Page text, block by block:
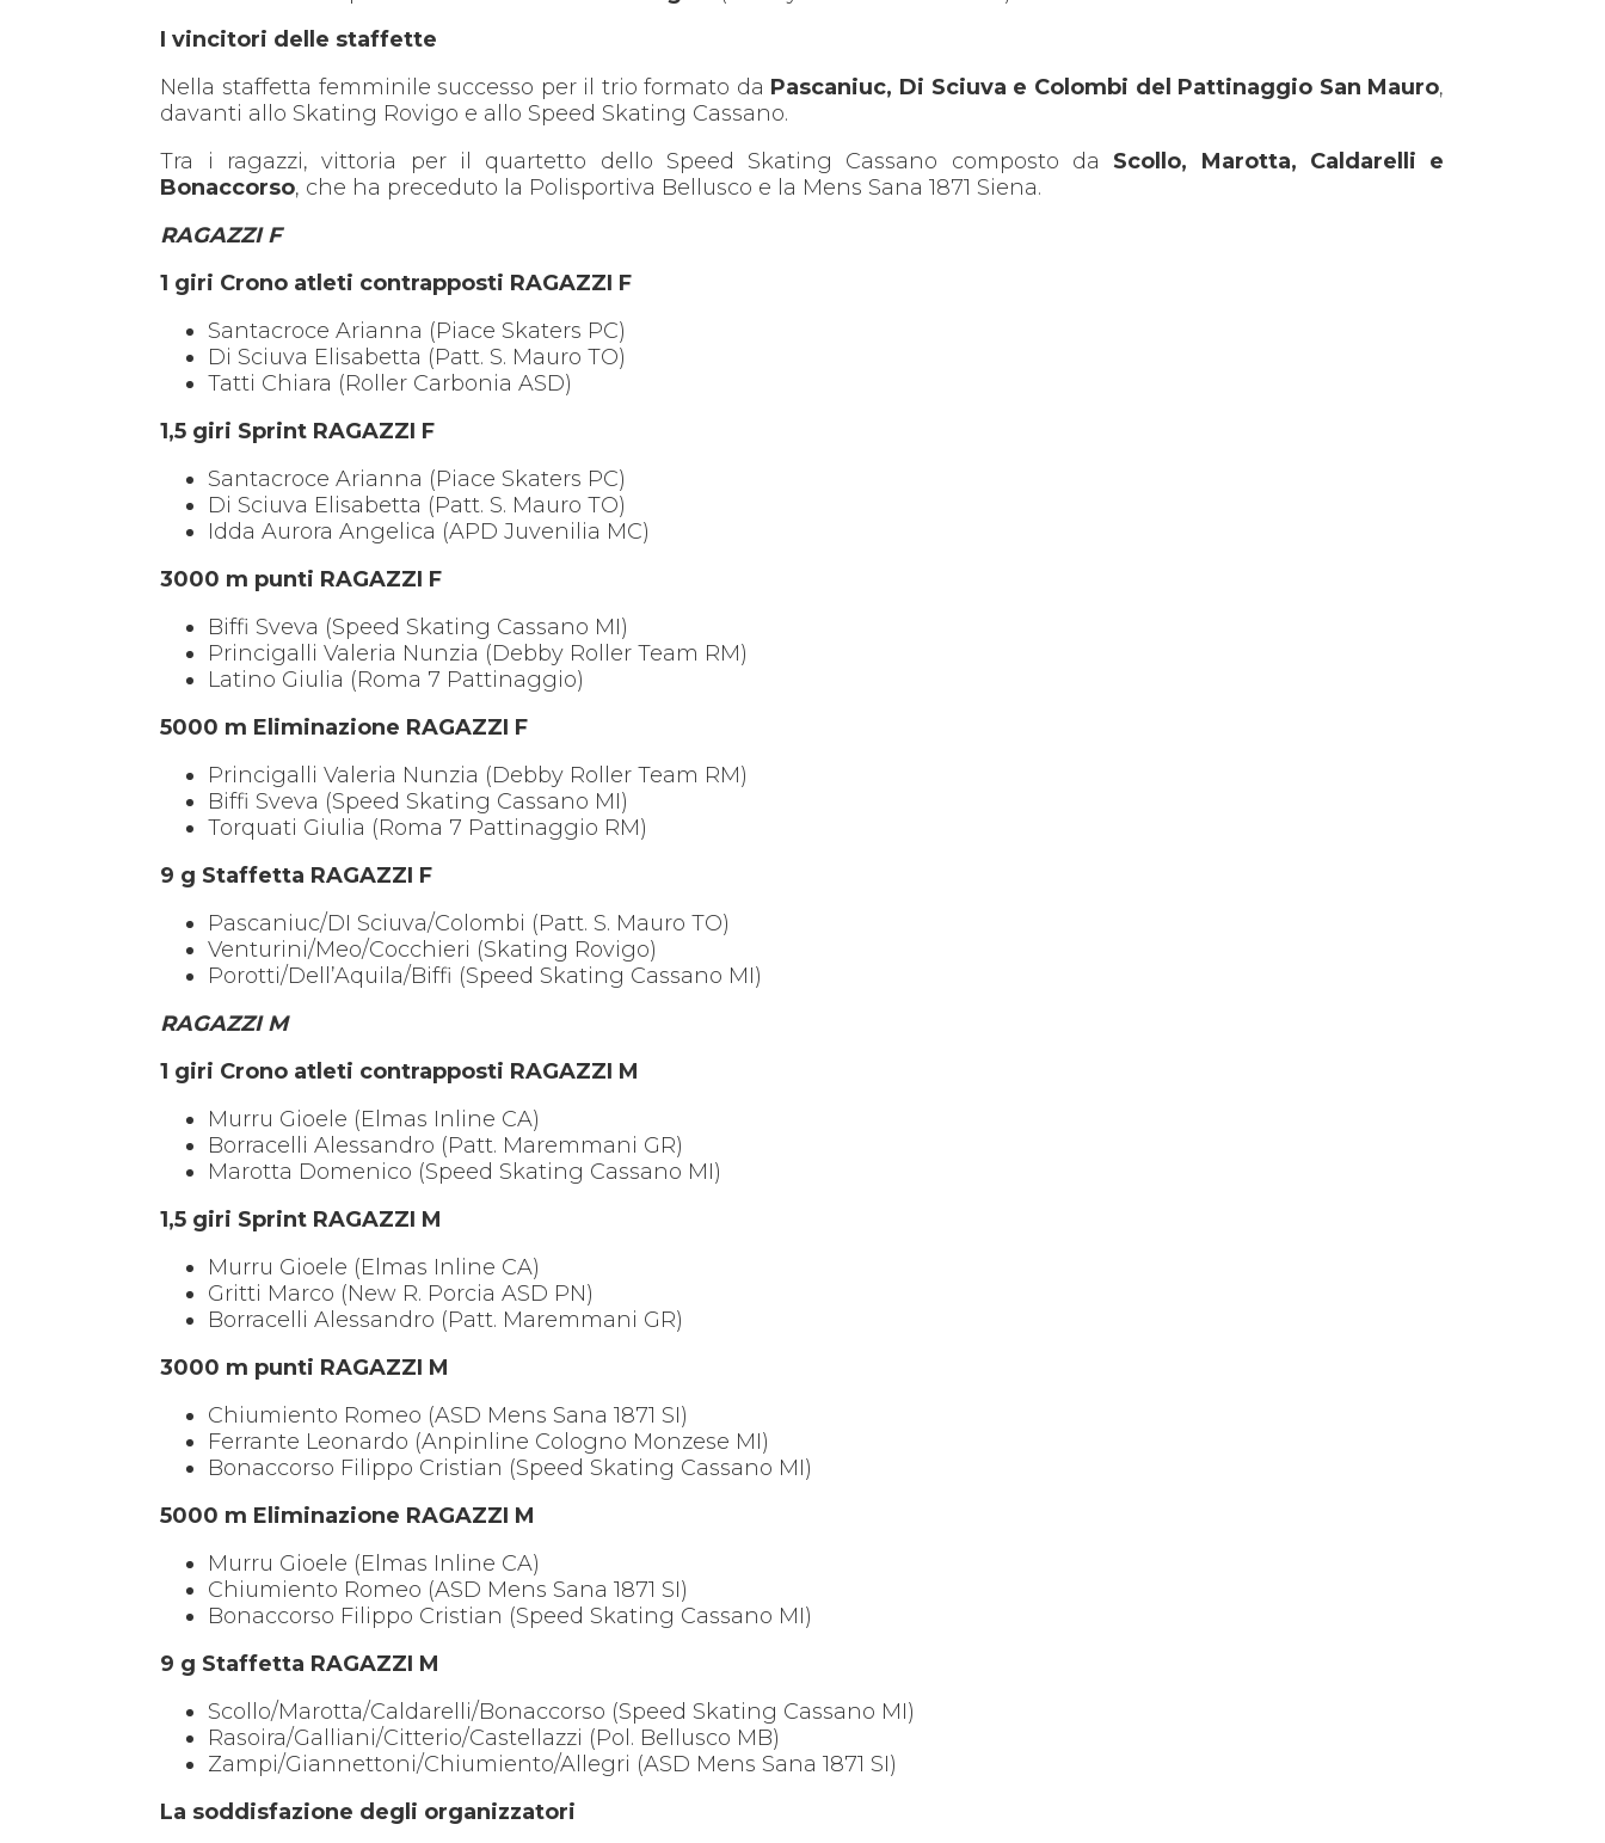
I vincitori delle staffette
Nella staffetta femminile successo per il trio formato da Pascaniuc, Di Sciuva e Colombi del Pattinaggio San Mauro,
davanti allo Skating Rovigo e allo Speed Skating Cassano.
Tra i ragazzi, vittoria per il quartetto dello Speed Skating Cassano composto da Scollo, Marotta, Caldarelli e
Bonaccorso, che ha preceduto la Polisportiva Bellusco e la Mens Sana 1871 Siena.
RAGAZZI F
1 giri Crono atleti contrapposti RAGAZZI F
Santacroce Arianna (Piace Skaters PC)
Di Sciuva Elisabetta (Patt. S. Mauro TO)
Tatti Chiara (Roller Carbonia ASD)
1,5 giri Sprint RAGAZZI F
Santacroce Arianna (Piace Skaters PC)
Di Sciuva Elisabetta (Patt. S. Mauro TO)
Idda Aurora Angelica (APD Juvenilia MC)
3000 m punti RAGAZZI F
Biffi Sveva (Speed Skating Cassano MI)
Princigalli Valeria Nunzia (Debby Roller Team RM)
Latino Giulia (Roma 7 Pattinaggio)
5000 m Eliminazione RAGAZZI F
Princigalli Valeria Nunzia (Debby Roller Team RM)
Biffi Sveva (Speed Skating Cassano MI)
Torquati Giulia (Roma 7 Pattinaggio RM)
9 g Staffetta RAGAZZI F
Pascaniuc/DI Sciuva/Colombi (Patt. S. Mauro TO)
Venturini/Meo/Cocchieri (Skating Rovigo)
Porotti/Dell’Aquila/Biffi (Speed Skating Cassano MI)
RAGAZZI M
1 giri Crono atleti contrapposti RAGAZZI M
Murru Gioele (Elmas Inline CA)
Borracelli Alessandro (Patt. Maremmani GR)
Marotta Domenico (Speed Skating Cassano MI)
1,5 giri Sprint RAGAZZI M
Murru Gioele (Elmas Inline CA)
Gritti Marco (New R. Porcia ASD PN)
Borracelli Alessandro (Patt. Maremmani GR)
3000 m punti RAGAZZI M
Chiumiento Romeo (ASD Mens Sana 1871 SI)
Ferrante Leonardo (Anpinline Cologno Monzese MI)
Bonaccorso Filippo Cristian (Speed Skating Cassano MI)
5000 m Eliminazione RAGAZZI M
Murru Gioele (Elmas Inline CA)
Chiumiento Romeo (ASD Mens Sana 1871 SI)
Bonaccorso Filippo Cristian (Speed Skating Cassano MI)
9 g Staffetta RAGAZZI M
Scollo/Marotta/Caldarelli/Bonaccorso (Speed Skating Cassano MI)
Rasoira/Galliani/Citterio/Castellazzi (Pol. Bellusco MB)
Zampi/Giannettoni/Chiumiento/Allegri (ASD Mens Sana 1871 SI)
La soddisfazione degli organizzatori